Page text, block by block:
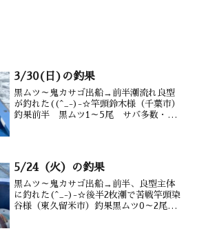
3/30(日)の釣果
黒ムツ～鬼カサゴ出船→前半潮流れ良型
が釣れた((^_-)-☆竿頭鈴木様（千葉市）
釣果前半 黒ムツ1～5尾 サバ多数・メ
5/24（火）の釣果
黒ムツ～鬼カサゴ出船→前半、良型主体
に釣れた(^_-)-☆後半2枚潮で苦戦竿頭染
谷様（東久留米市）釣果黒ムツ0～2尾、